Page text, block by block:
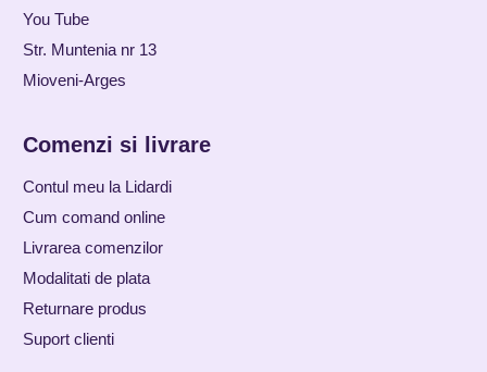
You Tube
Str. Muntenia nr 13
Mioveni-Arges
Comenzi si livrare
Contul meu la Lidardi
Cum comand online
Livrarea comenzilor
Modalitati de plata
Returnare produs
Suport clienti